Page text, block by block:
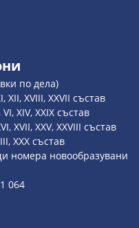
по дела)
XII, XVIII, XXVII състав
XIV, XXIX състав
XVII, XXV, XXVIII състав
XXX състав
номера новообразувани
064